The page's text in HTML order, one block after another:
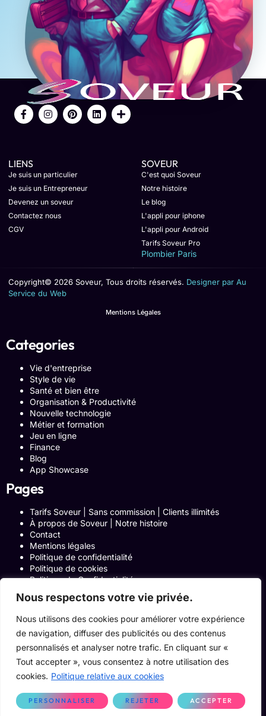
Nous respectons votre vie privée.
Nous utilisons des cookies pour améliorer votre expérience
de navigation, diffuser des publicités ou des contenus
personnalisés et analyser notre trafic. En cliquant sur «
Tout accepter », vous consentez à notre utilisation des
cookies. Politique relative aux cookies
PERSONNALISER REJETER ACCEPTER
LIENS
Je suis un particulier
Je suis un Entrepreneur
Devenez un soveur
Contactez nous
CGV
SOVEUR
C'est quoi Soveur
Notre histoire
Le blog
L'appli pour iphone
L'appli pour Android
Tarifs Soveur Pro
Plombier Paris
Copyright© 2026 Soveur, Tous droits réservés. Designer par Au
Service du Web
Mentions Légales
Categories
Vie d'entreprise
Style de vie
Santé et bien être
Organisation & Productivité
Nouvelle technologie
Métier et formation
Jeu en ligne
Finance
Blog
App Showcase
Pages
Tarifs Soveur | Sans commission | Clients illimités
À propos de Soveur | Notre histoire
Contact
Mentions légales
Politique de confidentialité
Politique de cookies
Politique de Confidentialité
Blog
Notre histoire
Programme Affiliation
Conditions générales d’utilisation
ACCUEIL
Onglets Zone Affilié
Le Blog
Devenir pro